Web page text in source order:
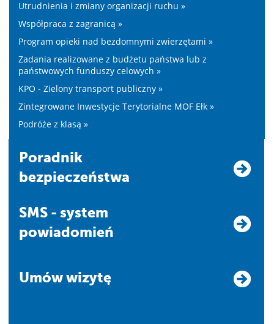
Utrudnienia i zmiany organizacji ruchu »
Współpraca z zagranicą »
Program opieki nad bezdomnymi zwierzętami »
Zadania realizowane z budżetu państwa lub z
państwowych funduszy celowych »
KPO - Zielony transport publiczny »
Zintegrowane Inwestycje Terytorialne MOF Ełk »
Podróże z klasą »
Poradnik
bezpieczeństwa
SMS - system
powiadomień
Umów wizytę